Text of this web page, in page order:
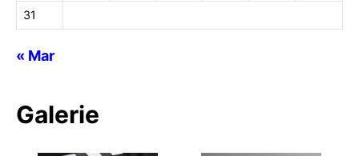
31
« Mar
Galerie